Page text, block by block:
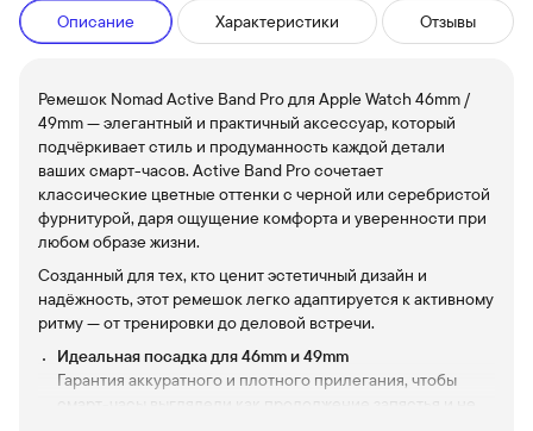
Описание Характеристики Отзывы
Ремешок Nomad Active Band Pro для Apple Watch 46mm /
49mm — элегантный и практичный аксессуар, который
подчёркивает стиль и продуманность каждой детали
ваших смарт-часов. Active Band Pro сочетает
классические цветные оттенки с черной или серебристой
фурнитурой, даря ощущение комфорта и уверенности при
любом образе жизни.
Созданный для тех, кто ценит эстетичный дизайн и
надёжность, этот ремешок легко адаптируется к активному
ритму — от тренировки до деловой встречи.
Идеальная посадка для 46mm и 49mm
Гарантия аккуратного и плотного прилегания, чтобы